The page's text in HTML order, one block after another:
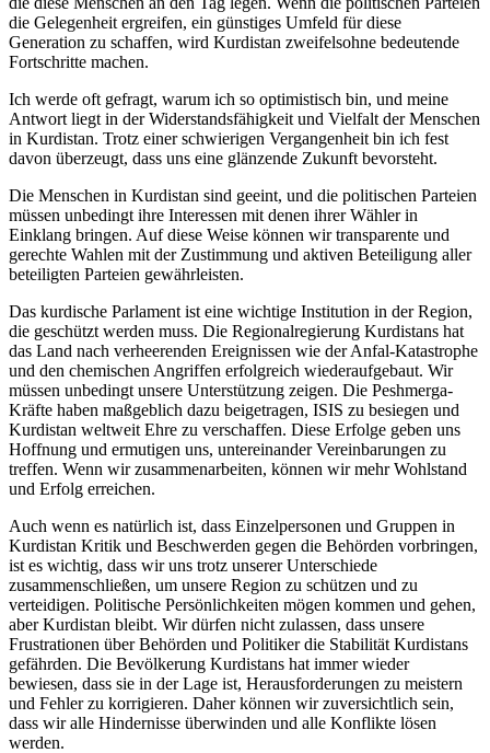
die Gelegenheit ergreifen, ein günstiges Umfeld für diese
Generation zu schaffen, wird Kurdistan zweifelsohne bedeutende
Fortschritte machen.
Ich werde oft gefragt, warum ich so optimistisch bin, und meine
Antwort liegt in der Widerstandsfähigkeit und Vielfalt der Menschen
in Kurdistan. Trotz einer schwierigen Vergangenheit bin ich fest
davon überzeugt, dass uns eine glänzende Zukunft bevorsteht.
Die Menschen in Kurdistan sind geeint, und die politischen Parteien
müssen unbedingt ihre Interessen mit denen ihrer Wähler in
Einklang bringen. Auf diese Weise können wir transparente und
gerechte Wahlen mit der Zustimmung und aktiven Beteiligung aller
beteiligten Parteien gewährleisten.
Das kurdische Parlament ist eine wichtige Institution in der Region,
die geschützt werden muss. Die Regionalregierung Kurdistans hat
das Land nach verheerenden Ereignissen wie der Anfal-Katastrophe
und den chemischen Angriffen erfolgreich wiederaufgebaut. Wir
müssen unbedingt unsere Unterstützung zeigen. Die Peshmerga-
Kräfte haben maßgeblich dazu beigetragen, ISIS zu besiegen und
Kurdistan weltweit Ehre zu verschaffen. Diese Erfolge geben uns
Hoffnung und ermutigen uns, untereinander Vereinbarungen zu
treffen. Wenn wir zusammenarbeiten, können wir mehr Wohlstand
und Erfolg erreichen.
Auch wenn es natürlich ist, dass Einzelpersonen und Gruppen in
Kurdistan Kritik und Beschwerden gegen die Behörden vorbringen,
ist es wichtig, dass wir uns trotz unserer Unterschiede
zusammenschließen, um unsere Region zu schützen und zu
verteidigen. Politische Persönlichkeiten mögen kommen und gehen,
aber Kurdistan bleibt. Wir dürfen nicht zulassen, dass unsere
Frustrationen über Behörden und Politiker die Stabilität Kurdistans
gefährden. Die Bevölkerung Kurdistans hat immer wieder
bewiesen, dass sie in der Lage ist, Herausforderungen zu meistern
und Fehler zu korrigieren. Daher können wir zuversichtlich sein,
dass wir alle Hindernisse überwinden und alle Konflikte lösen
werden.